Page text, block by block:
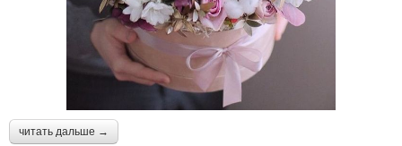
читать дальше →